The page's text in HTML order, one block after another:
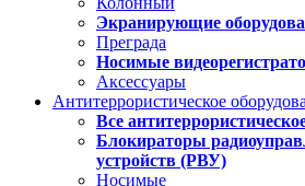
Экранирующие
Преграда
Носимые
Аксессуары
Антитеррористическое
Все
Блокираторы
устройств (РВУ)
Носимые